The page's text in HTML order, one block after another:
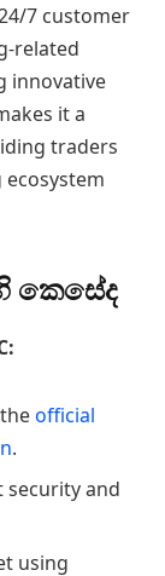
7 customer
related
innovative
it a
traders
කෙසේද
official
.
security and
using